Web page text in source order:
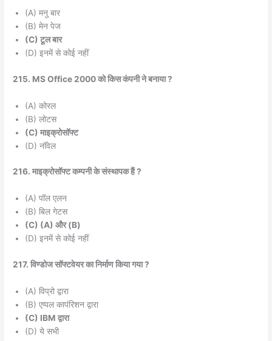
(A) मनु बार
(B) मेन पेज
(C) टूल बार
(D) इनमें से कोई नहीं
215. MS Office 2000 को किस कंपनी ने बनाया ?
(A) कोरल
(B) लोटस
(C) माइक्रोसॉफ्ट
(D) नॉवेल
216. माइक्रोसॉफ्ट कम्पनी के संस्थापक हैं ?
(A) पॉल एलन
(B) बिल गेटस
(C) (A) और (B)
(D) इनमें से कोई नहीं
217. विण्डोज सॉफ्टवेयर का निर्माण किया गया ?
(A) विप्रो द्वारा
(B) एप्पल कापंरिशन द्वारा
(C) IBM द्वारा
(D) ये सभी